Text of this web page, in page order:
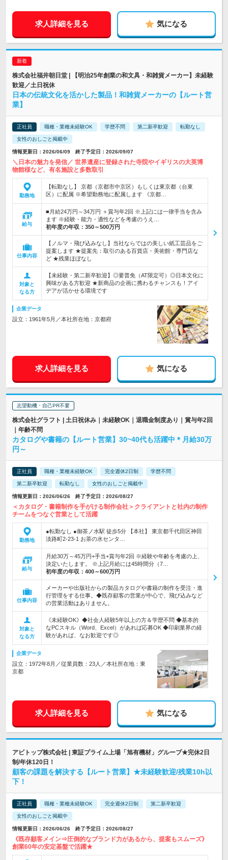
求人詳細を見る 気になる
株式会社福井朝日堂 | 【明治25年創業の和文具・和雑貨メーカー】未経験
歓迎／土日祝休
日本の伝統文化を活かした製品！和雑貨メーカーの【ルート営
業】
正社員 職種・業種未経験OK 学歴不問 第二新卒歓迎 転勤なし
女性のおしごと掲載中
情報更新日：2026/06/09 終了予定日：2026/09/07
＼日本の魅力を発信／ 世界遺産に登録された寺院やイギリスの大英博
物館様など、有名施設と多数取引
勤務地
【転勤なし】 京都（京都市中京区）もしくは東京都（台東
区）に配属 ※希望勤務地に配属します 《京都…
給与
■月給24万円～34万円 ＋賞与年2回 ※上記には一律手当を含み
ます ※経験・能力・適性などを考慮のうえ…
初年度の年収： 350～500万円
仕事内容
【ノルマ・飛び込みなし】当社ならではの美しい紙工芸品をご
提案します ★提案先：取引のある百貨店・美術館・専門店な
ど ★残業ほぼなし
対象と
なる方
【未経験・第二新卒歓迎】◎要普免（AT限定可）◎日本文化に
興味がある方歓迎 ★新商品の企画に携わるチャンスも！アイ
デアが活かせる環境です
企業データ
設立：1961年5月／本社所在地：京都府
求人詳細を見る 気になる
志望動機・自己PR不要
株式会社グラフト | 土日祝休み｜未経験OK｜退職金制度あり｜賞与年2回
｜年齢不問
カタログや書籍の【ルート営業】30~40代も活躍中＊月給30万
円～
正社員 職種・業種未経験OK 完全週休2日制 学歴不問
第二新卒歓迎 転勤なし 女性のおしごと掲載中
情報更新日：2026/06/26 終了予定日：2026/08/27
＜カタログ・書籍制作を手がける制作会社＞クライアントと社内の制作
チームをつなぐ営業として活躍
勤務地
●転勤なし ●御茶ノ水駅 徒歩5分 【本社】 東京都千代田区神田
淡路町2-23-1 お茶の水センタ…
給与
月給30万～45万円+手当+賞与年2回 ※経験や年齢を考慮の上、
決定いたします。 ※上記月給には45時間分（7…
初年度の年収： 400～600万円
仕事内容
メーカーや出版社からの製品カタログや書籍の制作を受注・進
行管理をする仕事。◆既存顧客の営業が中心で、飛び込みなど
の営業活動はありません。
対象と
なる方
《未経験OK》◆社会人経験5年以上の方＆学歴不問 ◆基本的
なPCスキル（Word、Excel）があれば応募OK ◆印刷業界の経
験があれば、なお歓迎です◎
企業データ
設立：1972年8月／従業員数：23人／本社所在地：東
京都
求人詳細を見る 気になる
アビトップ株式会社 | 東証プライム上場「旭有機材」グループ★完休2日
制/年休120日！
顧客の課題を解決する【ルート営業】★未経験歓迎/残業10h以
下！
正社員 職種・業種未経験OK 完全週休2日制 第二新卒歓迎
女性のおしごと掲載中
情報更新日：2026/06/26 終了予定日：2026/08/27
《既存顧客メイン⇒圧倒的なブランド力があるから、提案もスムーズ》
創業60年の安定基盤で活躍★